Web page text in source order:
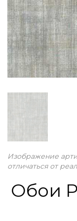
Изображение
отличаться от
Обои